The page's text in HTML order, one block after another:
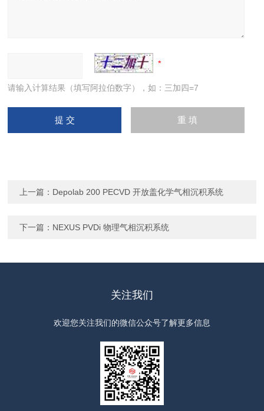
请输入计算结果（填写阿拉伯数字），如：三加四=7
上一篇： Depolab 200 PECVD 开放盖化学气相沉积系统
下一篇： NEXUS PVDi 物理气相沉积系统
关注我们
欢迎您关注我们的微信公众号了解更多信息